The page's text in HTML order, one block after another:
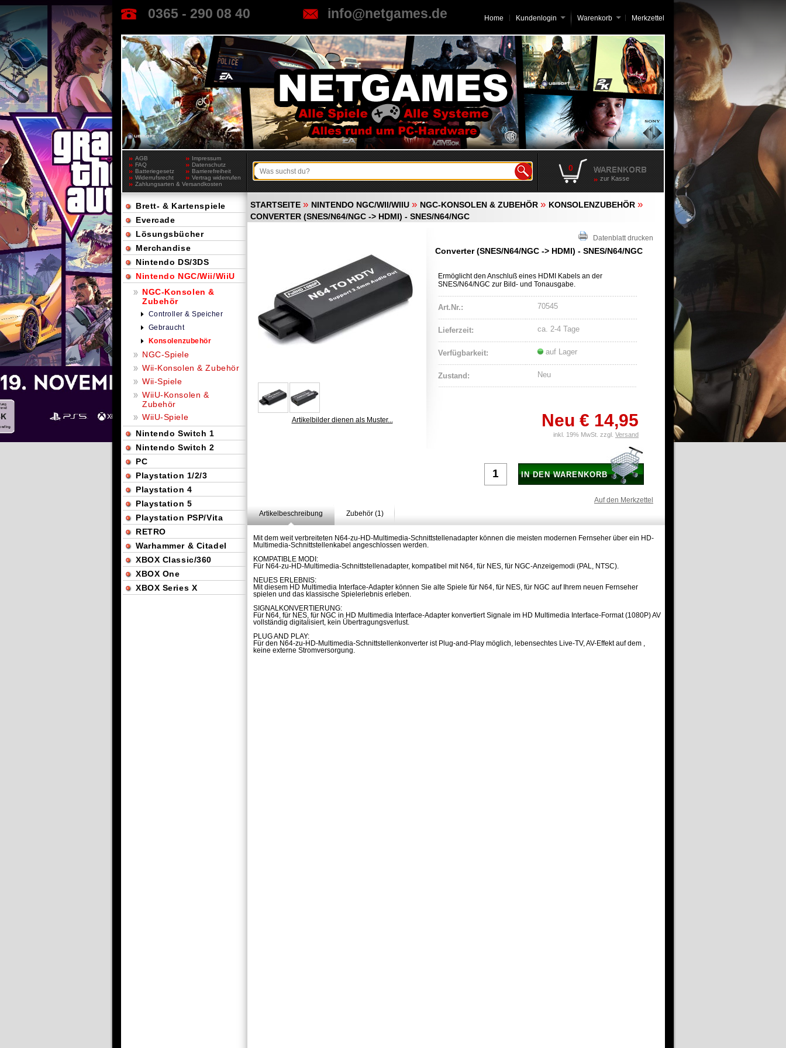
0365 - 290 08 40 info@netgames.de Home Kundenlogin Merkzettel
Warenkorb
AGB
Impressum
FAQ
Datenschutz
Batteriegesetz
Barrierefreiheit
Widerrufsrecht
Vertrag widerrufen
Zahlungsarten & Versandkosten
0
zur Kasse
STARTSEITE » NINTENDO NGC/WII/WIIU » NGC-KONSOLEN & ZUBEHÖR » KONSOLENZUBEHÖR »
CONVERTER (SNES/N64/NGC -> HDMI) - SNES/N64/NGC
Artikelbilder dienen als Muster...
Datenblatt drucken
Converter (SNES/N64/NGC -> HDMI) - SNES/N64/NGC
Ermöglicht den Anschluß eines HDMI Kabels an der
SNES/N64/NGC zur Bild- und Tonausgabe.
Art.Nr.: 70545
Lieferzeit: ca. 2-4 Tage
Verfügbarkeit: auf Lager
Zustand: Neu
Neu € 14,95
inkl. 19% MwSt. zzgl. Versand
IN DEN WARENKORB
Auf den Merkzettel
Artikelbeschreibung
Zubehör (1)
Mit dem weit verbreiteten N64-zu-HD-Multimedia-Schnittstellenadapter können die meisten modernen Fernseher über ein HD-
Multimedia-Schnittstellenkabel angeschlossen werden.
KOMPATIBLE MODI:
Für N64-zu-HD-Multimedia-Schnittstellenadapter, kompatibel mit N64, für NES, für NGC-Anzeigemodi (PAL, NTSC).
NEUES ERLEBNIS:
Mit diesem HD Multimedia Interface-Adapter können Sie alte Spiele für N64, für NES, für NGC auf Ihrem neuen Fernseher
spielen und das klassische Spielerlebnis erleben.
SIGNALKONVERTIERUNG:
Für N64, für NES, für NGC in HD Multimedia Interface-Adapter konvertiert Signale im HD Multimedia Interface-Format (1080P) AV
vollständig digitalisiert, kein Übertragungsverlust.
PLUG AND PLAY:
Für den N64-zu-HD-Multimedia-Schnittstellenkonverter ist Plug-and-Play möglich, lebensechtes Live-TV, AV-Effekt auf dem ,
keine externe Stromversorgung.
Brett- & Kartenspiele
Evercade
Lösungsbücher
Merchandise
Nintendo DS/3DS
Nintendo NGC/Wii/WiiU
NGC-Konsolen &
Zubehör
Controller & Speicher
Gebraucht
Konsolenzubehör
NGC-Spiele
Wii-Konsolen & Zubehör
Wii-Spiele
WiiU-Konsolen &
Zubehör
WiiU-Spiele
Nintendo Switch 1
Nintendo Switch 2
PC
Playstation 1/2/3
Playstation 4
Playstation 5
Playstation PSP/Vita
RETRO
Warhammer & Citadel
XBOX Classic/360
XBOX One
XBOX Series X